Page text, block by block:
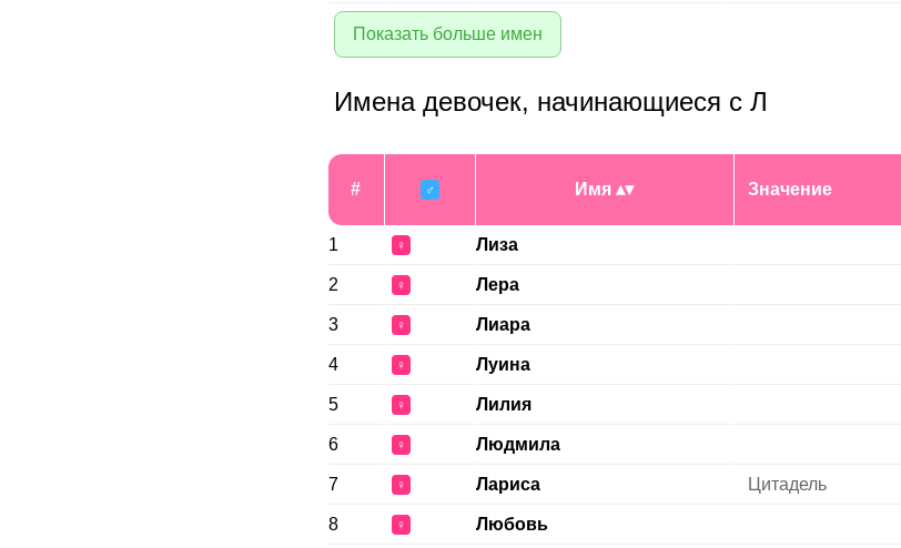
Показать больше имен
Имена девочек, начинающиеся с Л
# ♂ Имя Значение
1 ♀ Лиза
2 ♀ Лера
3 ♀ Лиара
4 ♀ Луина
5 ♀ Лилия
6 ♀ Людмила
7 ♀ Лариса Цитадель
8 ♀ Любовь